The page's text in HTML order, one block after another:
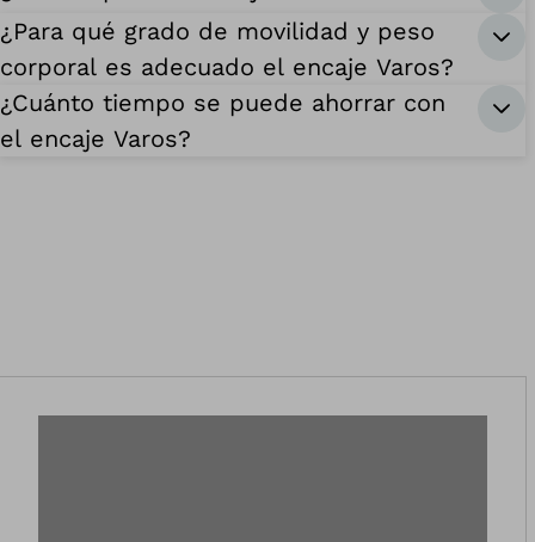
¿Para qué grado de movilidad y peso
corporal es adecuado el encaje Varos?
¿Cuánto tiempo se puede ahorrar con
el encaje Varos?